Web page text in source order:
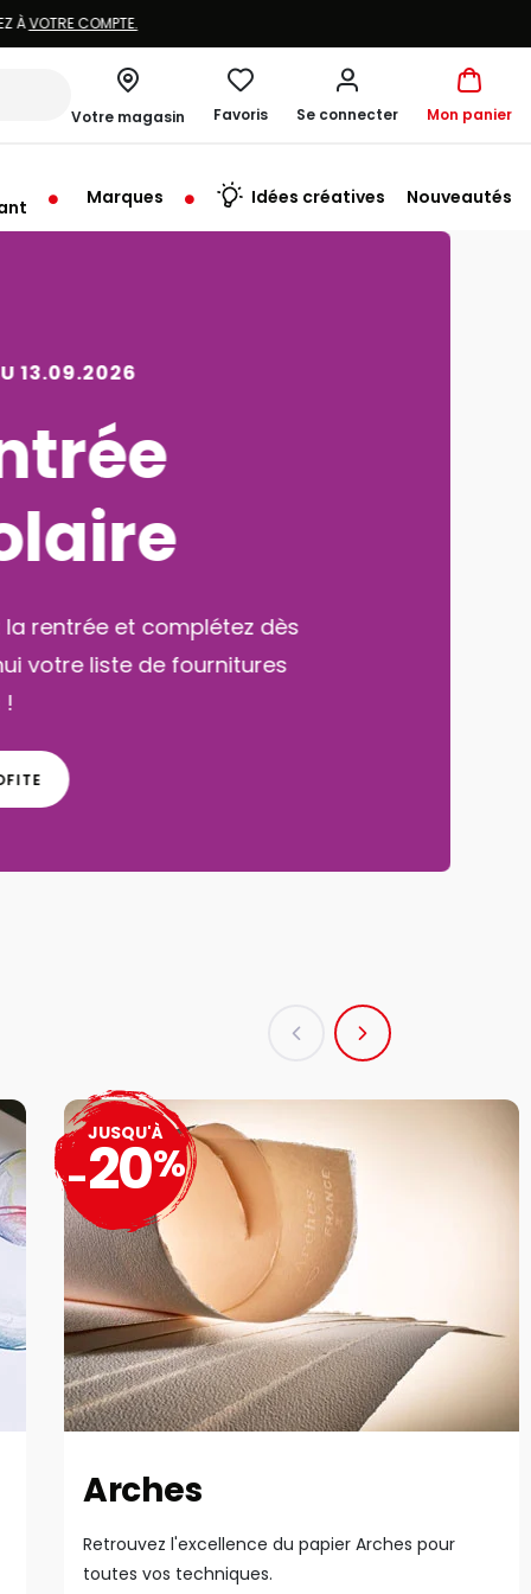
Votre magasin
à 10:00
Favoris Se connecter Mon panier
Marques Idées créatives Nouveautés
09.08.2026
un été magique avec nos
créatives pour petits et grands !
Arches
Retrouvez l'excellence du papier Arches pour
toutes vos techniques.
JUSQU'À
-20%